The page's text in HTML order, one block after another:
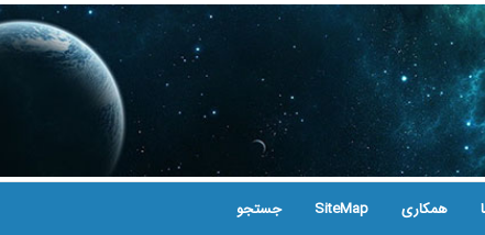
همکاری SiteMap جستجو